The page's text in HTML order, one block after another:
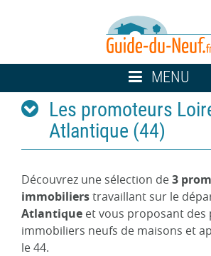
Toggle
navigation
MENU
Les promoteurs
Atlantique (44)
Découvrez une sélection de3
immobilierstravaillant sur le
Atlantique et vous proposant des
immobiliers neufs de maisons et
le 44.